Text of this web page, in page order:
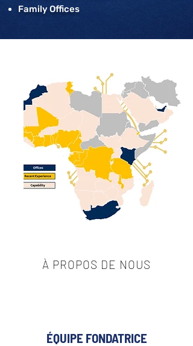
Family Offices
À PROPOS DE NOUS
ÉQUIPE FONDATRICE